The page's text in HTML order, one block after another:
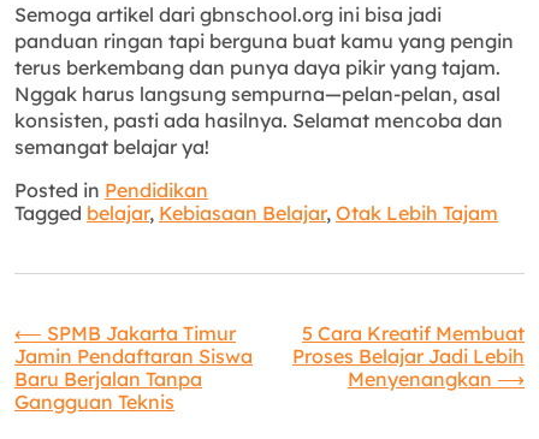
Semoga artikel dari gbnschool.org ini bisa jadi
panduan ringan tapi berguna buat kamu yang pengin
terus berkembang dan punya daya pikir yang tajam.
Nggak harus langsung sempurna—pelan-pelan, asal
konsisten, pasti ada hasilnya. Selamat mencoba dan
semangat belajar ya!
Posted in Pendidikan
Tagged belajar, Kebiasaan Belajar, Otak Lebih Tajam
Navigasi
pos
⟵ SPMB Jakarta Timur
Jamin Pendaftaran Siswa
Baru Berjalan Tanpa
Gangguan Teknis
5 Cara Kreatif Membuat
Proses Belajar Jadi Lebih
Menyenangkan ⟶